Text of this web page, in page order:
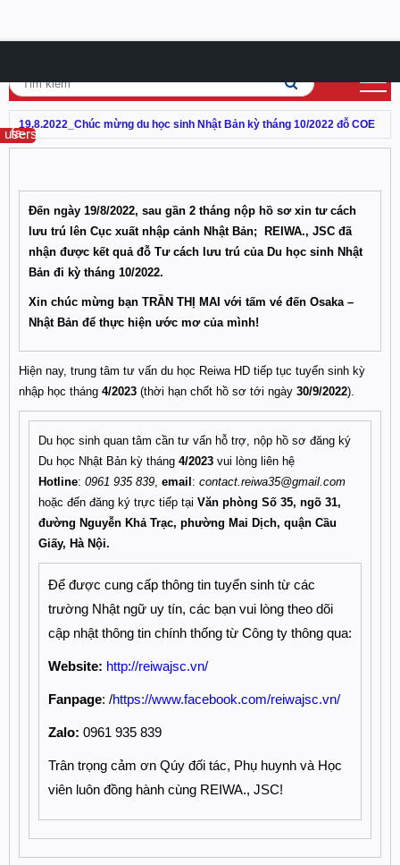
19.8.2022_Chúc mừng du học sinh Nhật Bản kỳ tháng 10/2022 đỗ COE
Đến ngày 19/8/2022, sau gần 2 tháng nộp hồ sơ xin tư cách
lưu trú lên Cục xuất nhập cảnh Nhật Bản; REIWA., JSC đã
nhận được kết quả đỗ Tư cách lưu trú của Du học sinh Nhật
Bản đi kỳ tháng 10/2022.
Xin chúc mừng bạn TRẦN THỊ MAI với tấm vé đến Osaka –
Nhật Bản để thực hiện ước mơ của mình!
Hiện nay, trung tâm tư vấn du học Reiwa HD tiếp tục tuyển sinh kỳ
nhập học tháng 4/2023 (thời hạn chốt hồ sơ tới ngày 30/9/2022).
Du học sinh quan tâm cần tư vấn hỗ trợ, nộp hồ sơ đăng ký
Du học Nhật Bản kỳ tháng 4/2023 vui lòng liên hệ
Hotline: 0961 935 839, email : contact.reiwa35@gmail.com
hoặc đến đăng ký trực tiếp tại Văn phòng Số 35, ngõ 31,
đường Nguyễn Khả Trạc, phường Mai Dịch, quận Cầu
Giấy, Hà Nội.
Để được cung cấp thông tin tuyển sinh từ các
trường Nhật ngữ uy tín, các bạn vui lòng theo dõi
cập nhật thông tin chính thống từ Công ty thông qua:
Website: http://reiwajsc.vn/
Fanpage: /https://www.facebook.com/reiwajsc.vn/
Zalo: 0961 935 839
Trân trọng cảm ơn Qúy đối tác, Phụ huynh và Học
viên luôn đồng hành cùng REIWA., JSC!
fa-users